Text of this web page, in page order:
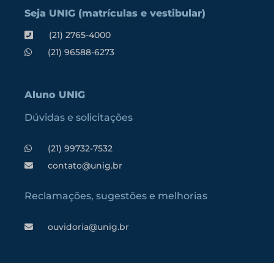
Seja UNIG (matrículas e vestibular)
(21) 2765-4000
(21) 96588-6273
Aluno UNIG
Dúvidas e solicitações
(21) 99732-7532
contato@unig.br
Reclamações, sugestões e melhorias
ouvidoria@unig.br